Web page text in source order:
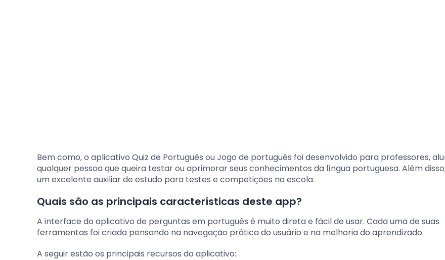
Bem como, o aplicativo Quiz de Português ou Jogo de português foi desenvolvido para professores,
qualquer pessoa que queira testar ou aprimorar seus conhecimentos da língua portuguesa. Além
um excelente auxiliar de estudo para testes e competições na escola.
Quais são as principais características deste app?
A interface do aplicativo de perguntas em português é muito direta e fácil de usar. Cada uma de suas
ferramentas foi criada pensando na navegação prática do usuário e na melhoria do aprendizado.
A seguir estão os principais recursos do aplicativo:.